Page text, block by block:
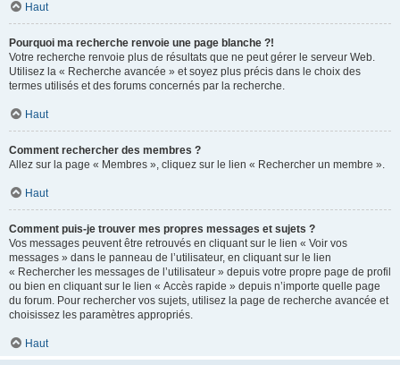
Haut
Pourquoi ma recherche renvoie une page blanche ?!
Votre recherche renvoie plus de résultats que ne peut gérer le serveur Web.
Utilisez la « Recherche avancée » et soyez plus précis dans le choix des
termes utilisés et des forums concernés par la recherche.
Haut
Comment rechercher des membres ?
Allez sur la page « Membres », cliquez sur le lien « Rechercher un membre ».
Haut
Comment puis-je trouver mes propres messages et sujets ?
Vos messages peuvent être retrouvés en cliquant sur le lien « Voir vos
messages » dans le panneau de l’utilisateur, en cliquant sur le lien
« Rechercher les messages de l’utilisateur » depuis votre propre page de profil
ou bien en cliquant sur le lien « Accès rapide » depuis n’importe quelle page
du forum. Pour rechercher vos sujets, utilisez la page de recherche avancée et
choisissez les paramètres appropriés.
Haut